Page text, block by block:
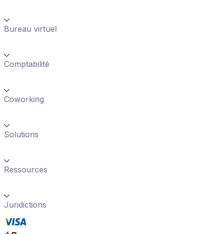
Bureau virtuel
Comptabilité
Coworking
Solutions
Ressources
Juridictions